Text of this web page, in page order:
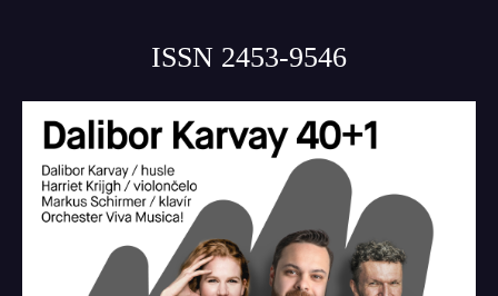
ISSN 2453-9546